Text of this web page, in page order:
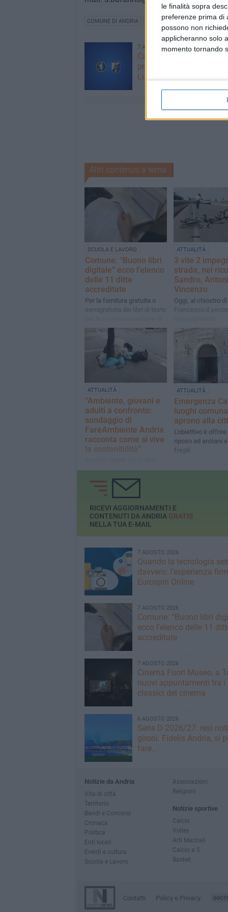
le finalità sopra
preferenze prima di
possono non
applicheranno solo
momento tornando
COMUNE DI ANDRIA MATRIMONIO
7 AGOSTO 2026
Caso Fasano. La
presidente della Fidelis
Luca Vallarella
Altri contenuti a tema
SCUOLA E LAVORO
Comune: “Buono libri
digitale” ecco l'elenco
delle 11 ditte
accreditate
Per la fornitura gratuita o
semigratuita dei libri di testo
1° e di 2° grado A.S.
2026/2027
ATTUALITÀ
3 vite 2
strada, nel
Sandro,
Vincenzo
Oggi, al chiostro di
Francesco il
ATTUALITÀ
“Ambiente, giovani e
adulti a confronto:
sondaggio di
FareAmbiente Andria
racconta come si vive
la sostenibilità”
circa il 72% ritiene che il
servizio non sia
soddisfacente
ATTUALITÀ
Emergenza
luoghi
aprono alla
L'obiettivo è offrire
riposo ad anziani
fragili
RICEVI AGGIORNAMENTI E
CONTENUTI DA ANDRIA GRATIS
NELLA TUA E-MAIL
7 AGOSTO 2026
Quando la tecnologia
davvero: l’esperienza
Eurospin Online
7 AGOSTO 2026
Comune: “Buono libri
ecco l'elenco delle 11
accreditate
7 AGOSTO 2026
Cinema Fuori Museo, a
nuovi appuntamenti tra i
classici del cinema
6 AGOSTO 2026
Serie D 2026/27: resi
gironi. Fidelis Andria, si
fare...
Notizie da Andria
Vita di città
Territorio
Bandi e Concorsi
Cronaca
Politica
Enti locali
Eventi e cultura
Scuola e Lavoro
Associazioni
Religioni
Notizie sportive
Calcio
Volley
Arti Marziali
Calcio a 5
Basket
Contatti Policy e Privacy